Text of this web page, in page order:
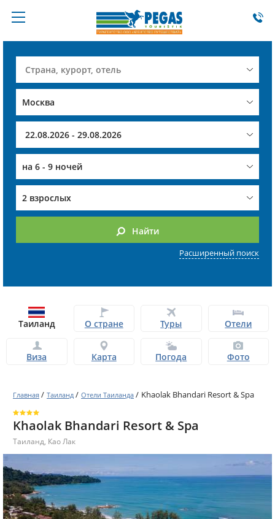
на 6 - 9 ночей
2 взрослых
Найти
Расширенный поиск
Таиланд О стране Туры Отели
Виза Карта Погода Фото
Главная / Таиланд / Отели Таиланда / Khaolak Bhandari Resort & Spa
Khaolak Bhandari Resort & Spa
Таиланд, Као Лак